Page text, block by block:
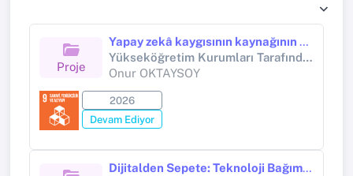
Proje
Yapay zekâ kaygısının kaynağının ve öncüllerinin araştırılması
Yükseköğretim Kurumları Tarafından Destekli Bilimsel Araştırma Projesi (Yükseköğretim Kurumları tarafından destekli bilimsel araştırma projesi)
Onur OKTAYSOY
2026
Devam Ediyor
Dijitalden Sepete: Teknoloji Bağımlılığı Online Alışveriş Bağımlılığını Tetikliyor mu?